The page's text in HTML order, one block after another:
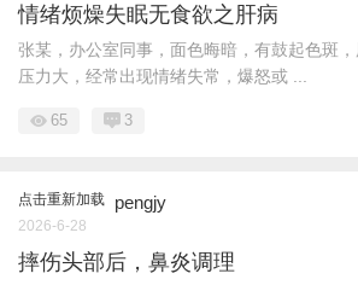
情绪烦燥失眠无食欲之肝病
张某，办公室同事，面色晦暗，有鼓起色斑
压力大，经常出现情绪失常，爆怒或 ...
65 3
点击重新加载 pengjy
2026-6-28
摔伤头部后，鼻炎调理